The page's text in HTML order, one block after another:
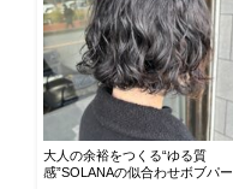
大人の余裕をつくる“ゆる質
感”SOLANAの似合わせボブパー